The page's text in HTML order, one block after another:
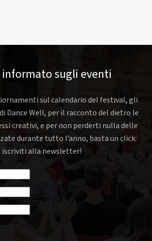
informato sugli eventi
sul calendario del festival, gli
Dance Well, per il racconto del dietro le
creativi, e per non perderti nulla delle
durante tutto l’anno, basta un click:
iscriviti alla newsletter!